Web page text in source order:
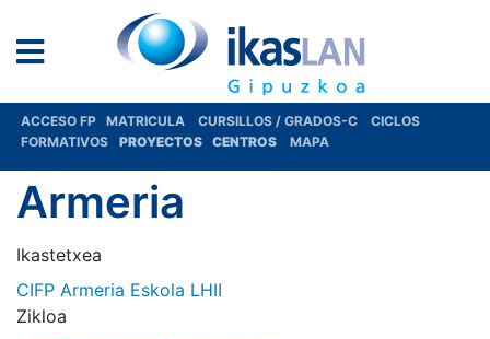
ACCESO FP MATRICULA CURSILLOS / GRADOS-C
CICLOS
FORMATIVOS
PROYECTOS CENTROS MAPA
Armeria
Ikastetxea
CIFP Armeria Eskola LHII
Zikloa